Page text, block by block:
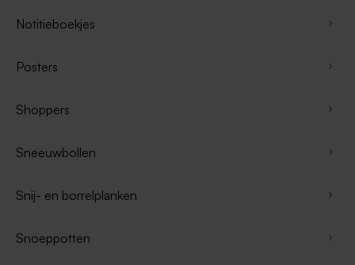
Notitieboekjes
Posters
Shoppers
Sneeuwbollen
Snij- en borrelplanken
Snoeppotten